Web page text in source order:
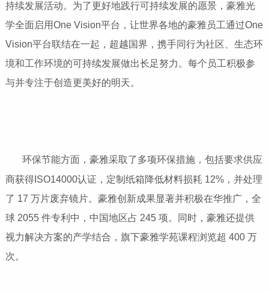
持续发展活动。为了更好地践行可持续发展的愿景，豪雅光
学全面启用One Vision平台，让世界各地的豪雅员工通过One
Vision平台联结在一起，超越国界，携手同行为社区、生态环
境和工作环境的可持续发展做出长足努力。每个员工积极参
与并专注于创造更美好的明天。
环保节能方面，豪雅采取了多项环保措施，包括要求供应
商获得ISO14000认证，定制纸箱降低材料损耗 12%，并处理
了 17 万片废弃镜片。豪雅创新成果显著并积极在华推广，全
球 2055 件专利中，中国地区占 245 项。同时，豪雅还提供
视力解决方案的产学结合，旗下豪雅学苑课程浏览超 400 万
次。